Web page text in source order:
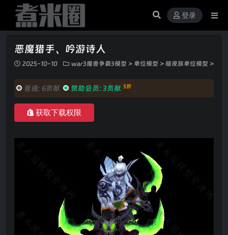
登录
恶魔猎手、吟游诗人
2025-10-10 war3魔兽争霸3模型 > 单位模型 > 暗夜族单位模型 >
普通: 6贡献 赞助会员: 3贡献 5折
获取下载权限